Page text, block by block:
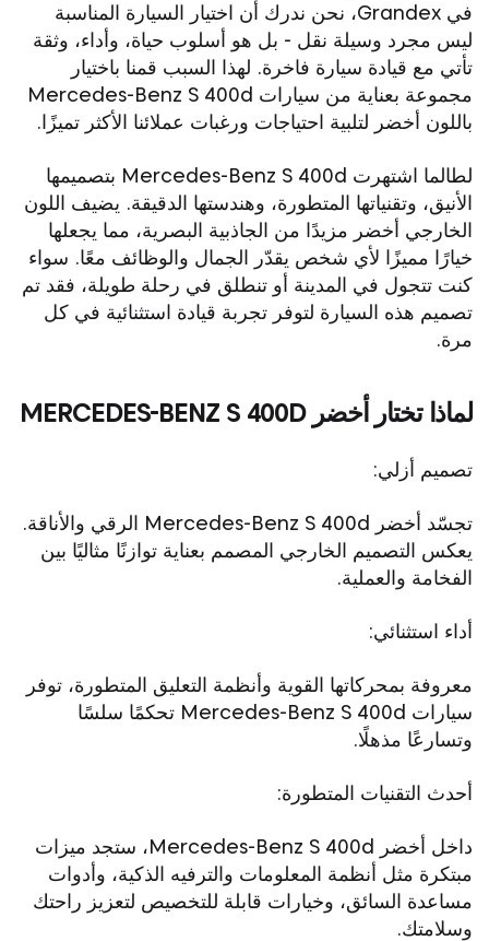
في Grandex، نحن ندرك أن اختيار السيارة المناسبة
ليس مجرد وسيلة نقل - بل هو أسلوب حياة، وأداء، وثقة
تأتي مع قيادة سيارة فاخرة. لهذا السبب قمنا باختيار
مجموعة بعناية من سيارات Mercedes-Benz S 400d
باللون أخضر لتلبية احتياجات ورغبات عملائنا الأكثر تميزًا.
لطالما اشتهرت Mercedes-Benz S 400d بتصميمها
الأنيق، وتقنياتها المتطورة، وهندستها الدقيقة. يضيف اللون
الخارجي أخضر مزيدًا من الجاذبية البصرية، مما يجعلها
خيارًا مميزًا لأي شخص يقدّر الجمال والوظائف معًا. سواء
كنت تتجول في المدينة أو تنطلق في رحلة طويلة، فقد تم
تصميم هذه السيارة لتوفر تجربة قيادة استثنائية في كل
مرة.
لماذا تختار أخضر MERCEDES-BENZ S 400D
تصميم أزلي:
تجسّد أخضر Mercedes-Benz S 400d الرقي والأناقة.
يعكس التصميم الخارجي المصمم بعناية توازنًا مثاليًا بين
الفخامة والعملية.
أداء استثنائي:
معروفة بمحركاتها القوية وأنظمة التعليق المتطورة، توفر
سيارات Mercedes-Benz S 400d تحكمًا سلسًا
وتسارعًا مذهلًا.
أحدث التقنيات المتطورة:
داخل أخضر Mercedes-Benz S 400d، ستجد ميزات
مبتكرة مثل أنظمة المعلومات والترفيه الذكية، وأدوات
مساعدة السائق، وخيارات قابلة للتخصيص لتعزيز راحتك
وسلامتك.